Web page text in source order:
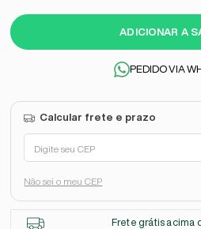
ADICIONAR A
PEDIDO VIA
Não sei o meu CEP
Frete grátis acima